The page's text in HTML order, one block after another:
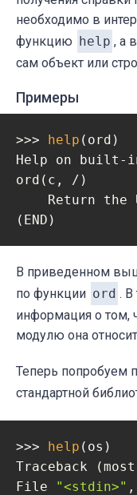
необходимо в
функцию help , а
сам объект или
Примеры
>>> help (ord)
Help on built-
ord(c, /)
Return the
(END)
В приведенном
по функции ord . В
информация о том,
модулю она
Теперь попробуем
стандартной
>>> help (os)
Traceback
File
"<stdin>"